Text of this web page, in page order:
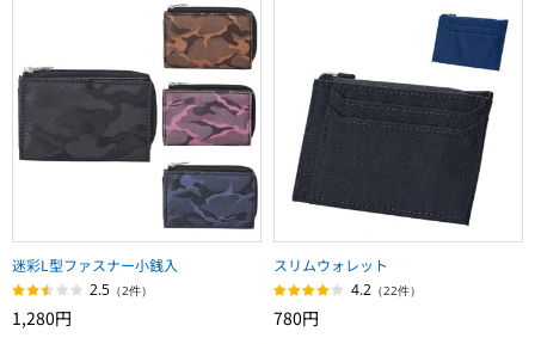
迷彩L型ファスナー小銭入
2.5 （2件）
1,280円
スリムウォレット
4.2 （22件）
780円